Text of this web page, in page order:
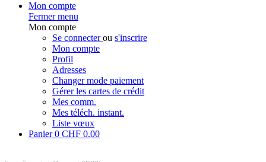
Mon compte
Fermer menu
Mon compte
Se connecterou s'inscrire
Mon compte
Profil
Adresses
Changer mode paiement
Gérer les cartes de crédit
Mes comm.
Mes téléch. instant.
Liste vœux
Panier0 CHF 0.00